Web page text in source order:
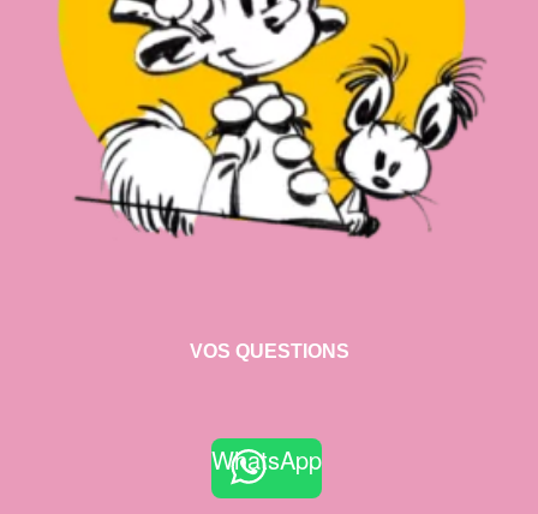
VOS QUESTIONS
WhatsApp